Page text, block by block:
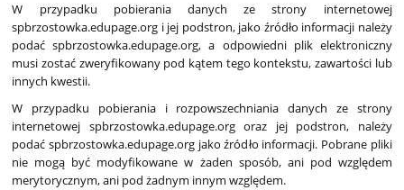
W przypadku pobierania danych ze strony internetowej
spbrzostowka.edupage.org i jej podstron, jako źródło informacji należy
podać spbrzostowka.edupage.org, a odpowiedni plik elektroniczny
musi zostać zweryfikowany pod kątem tego kontekstu, zawartości lub
innych kwestii.
W przypadku pobierania i rozpowszechniania danych ze strony
internetowej spbrzostowka.edupage.org oraz jej podstron, należy
podać spbrzostowka.edupage.org jako źródło informacji. Pobrane pliki
nie mogą być modyfikowane w żaden sposób, ani pod względem
merytorycznym, ani pod żadnym innym względem.